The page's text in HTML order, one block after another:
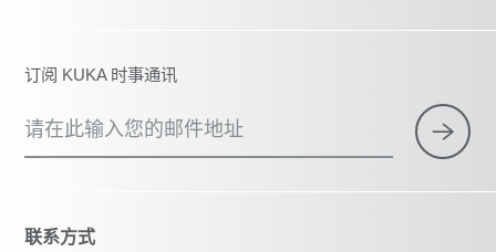
订阅 KUKA 时事通讯
请在此输入您的邮件地址
联系方式